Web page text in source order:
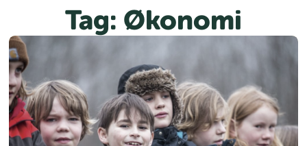
indhold
Tag: Økonomi